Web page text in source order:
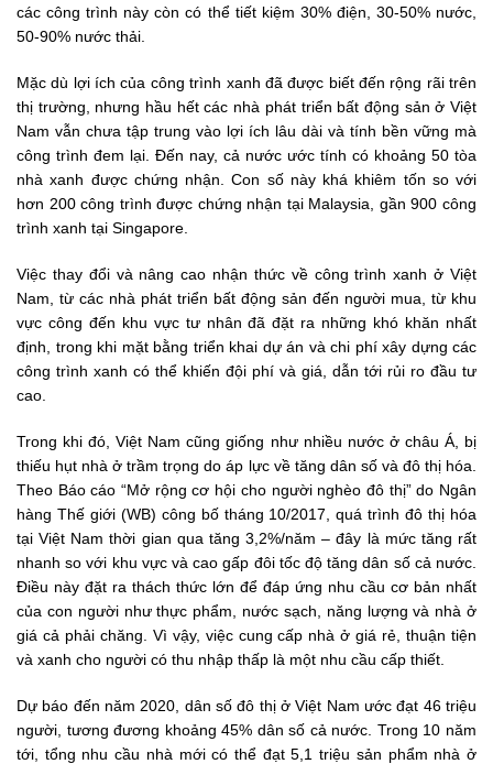
các công trình này còn có thể tiết kiệm 30% điện, 30-50% nước,
50-90% nước thải.
Mặc dù lợi ích của công trình xanh đã được biết đến rộng rãi trên
thị trường, nhưng hầu hết các nhà phát triển bất động sản ở Việt
Nam vẫn chưa tập trung vào lợi ích lâu dài và tính bền vững mà
công trình đem lại. Đến nay, cả nước ước tính có khoảng 50 tòa
nhà xanh được chứng nhận. Con số này khá khiêm tốn so với
hơn 200 công trình được chứng nhận tại Malaysia, gần 900 công
trình xanh tại Singapore.
Việc thay đổi và nâng cao nhận thức về công trình xanh ở Việt
Nam, từ các nhà phát triển bất động sản đến người mua, từ khu
vực công đến khu vực tư nhân đã đặt ra những khó khăn nhất
định, trong khi mặt bằng triển khai dự án và chi phí xây dựng các
công trình xanh có thể khiến đội phí và giá, dẫn tới rủi ro đầu tư
cao.
Trong khi đó, Việt Nam cũng giống như nhiều nước ở châu Á, bị
thiếu hụt nhà ở trầm trọng do áp lực về tăng dân số và đô thị hóa.
Theo Báo cáo “Mở rộng cơ hội cho người nghèo đô thị” do Ngân
hàng Thế giới (WB) công bố tháng 10/2017, quá trình đô thị hóa
tại Việt Nam thời gian qua tăng 3,2%/năm – đây là mức tăng rất
nhanh so với khu vực và cao gấp đôi tốc độ tăng dân số cả nước.
Điều này đặt ra thách thức lớn để đáp ứng nhu cầu cơ bản nhất
của con người như thực phẩm, nước sạch, năng lượng và nhà ở
giá cả phải chăng. Vì vậy, việc cung cấp nhà ở giá rẻ, thuận tiện
và xanh cho người có thu nhập thấp là một nhu cầu cấp thiết.
Dự báo đến năm 2020, dân số đô thị ở Việt Nam ước đạt 46 triệu
người, tương đương khoảng 45% dân số cả nước. Trong 10 năm
tới, tổng nhu cầu nhà mới có thể đạt 5,1 triệu sản phẩm nhà ở